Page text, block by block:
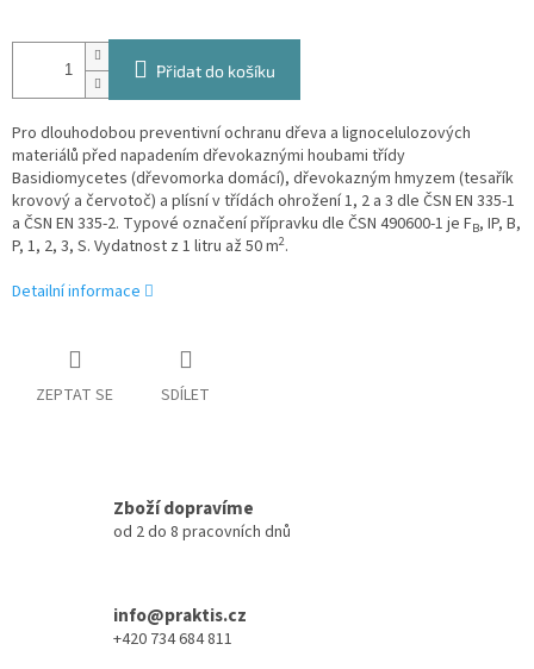
Přidat do košíku
Pro dlouhodobou preventivní ochranu dřeva a lignocelulozových
materiálů před napadením dřevokaznými houbami třídy
Basidiomycetes (dřevomorka domácí), dřevokazným hmyzem (tesařík
krovový a červotoč) a plísní v třídách ohrožení 1, 2 a 3 dle ČSN EN 335-1
a ČSN EN 335-2. Typové označení přípravku dle ČSN 490600-1 je FB, IP, B,
P, 1, 2, 3, S. Vydatnost z 1 litru až 50 m2.
Detailní informace
ZEPTAT SE SDÍLET
Zboží dopravíme
od 2 do 8 pracovních dnů
info@praktis.cz
+420 734 684 811